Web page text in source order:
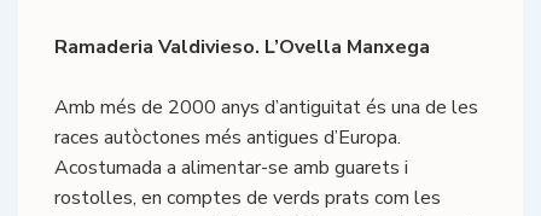
Ramaderia Valdivieso. L’Ovella Manxega
Amb més de 2000 anys d’antiguitat és una de les
races autòctones més antigues d’Europa.
Acostumada a alimentar-se amb guarets i
rostolles, en comptes de verds prats com les